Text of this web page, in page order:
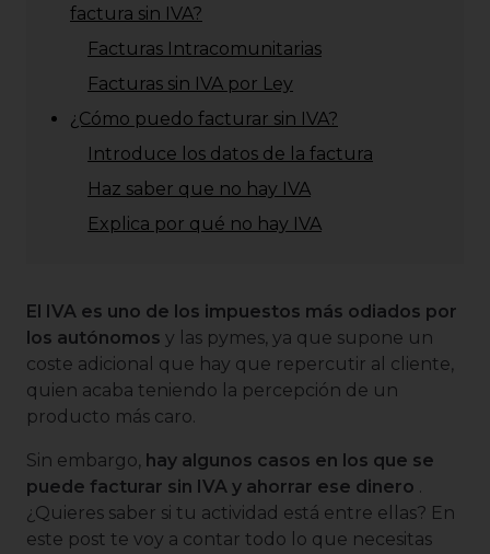
factura sin IVA?
Facturas Intracomunitarias
Facturas sin IVA por Ley
¿Cómo puedo facturar sin IVA?
Introduce los datos de la factura
Haz saber que no hay IVA
Explica por qué no hay IVA
El IVA es uno de los impuestos más odiados por
los autónomos y las pymes, ya que supone un
coste adicional que hay que repercutir al cliente,
quien acaba teniendo la percepción de un
producto más caro.
Sin embargo, hay algunos casos en los que se
puede facturar sin IVA y ahorrar ese dinero .
¿Quieres saber si tu actividad está entre ellas? En
este post te voy a contar todo lo que necesitas